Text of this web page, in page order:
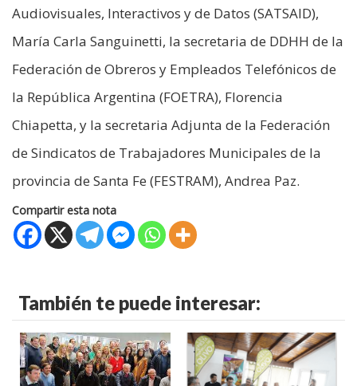
Audiovisuales, Interactivos y de Datos (SATSAID),
María Carla Sanguinetti, la secretaria de DDHH de la
Federación de Obreros y Empleados Telefónicos de
la República Argentina (FOETRA), Florencia
Chiapetta, y la secretaria Adjunta de la Federación
de Sindicatos de Trabajadores Municipales de la
provincia de Santa Fe (FESTRAM), Andrea Paz.
Compartir esta nota
También te puede interesar: